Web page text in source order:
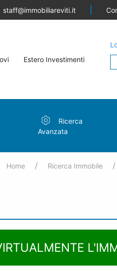
staff@immobiliareviti.it
Estero Investimenti
Ricerca
Avanzata
Home Ricerca Immobile